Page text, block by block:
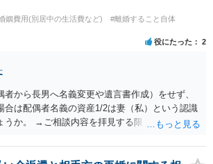
姻費用(別居中の生活費など)
#離婚すること自体
役にたった 2
から長男へ名義変更や遺言書作成）をせず、
合は配偶者名義の資産1/2は妻（私）という認識
うか。 →ご相談内容を拝見する限りでは、その
、他の相続人に対して自宅の評価額の１/２の代